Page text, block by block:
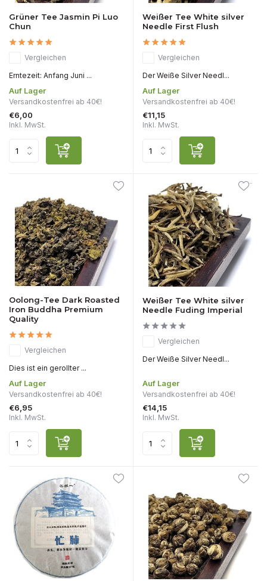
Grüner Tee Jasmin Pi Luo
Chun
Vergleichen
Erntezeit: Anfang Juni ...
Auf Lager
Versandkostenfrei ab 40€!
€6,00
Inkl. MwSt.
Weißer Tee White silver
Needle First Flush
Vergleichen
Der Weiße Silver Needl...
Auf Lager
Versandkostenfrei ab 40€!
€11,15
Inkl. MwSt.
Oolong-Tee Dark Roasted
Iron Buddha Premium
Quality
Vergleichen
Dies ist ein gerollter ...
Auf Lager
Versandkostenfrei ab 40€!
€6,95
Inkl. MwSt.
Weißer Tee White silver
Needle Fuding Imperial
Vergleichen
Der Weiße Silver Needl...
Auf Lager
Versandkostenfrei ab 40€!
€14,15
Inkl. MwSt.